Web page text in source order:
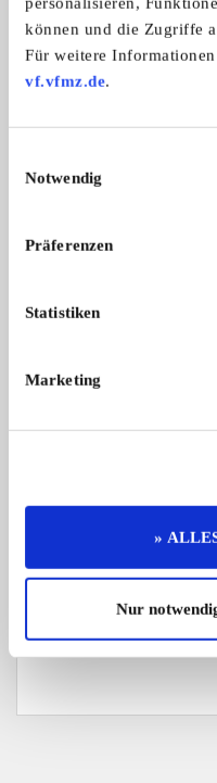
können und die Zugriffe
Für weitere
vf.vfmz.de.
Notwendig
Präferenzen
Statistiken
Marketing
»
Nur
Mazda MX-5